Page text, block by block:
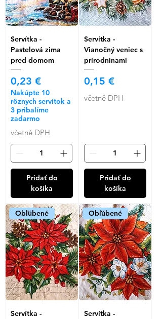
Servítka -
Pastelová zima
pred domom
Cena
0,23 €
Nakúpte 10
rôznych servítok a
3 pribalíme
zadarmo
včetně DPH
Pridať do
košíka
Servítka -
Vianočný veniec s
prírodninami
Cena
0,15 €
včetně DPH
Pridať do
košíka
Obľúbené
Servítka -
Obľúbené
Servítka -